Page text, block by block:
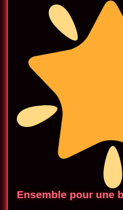
Ensemble pour une